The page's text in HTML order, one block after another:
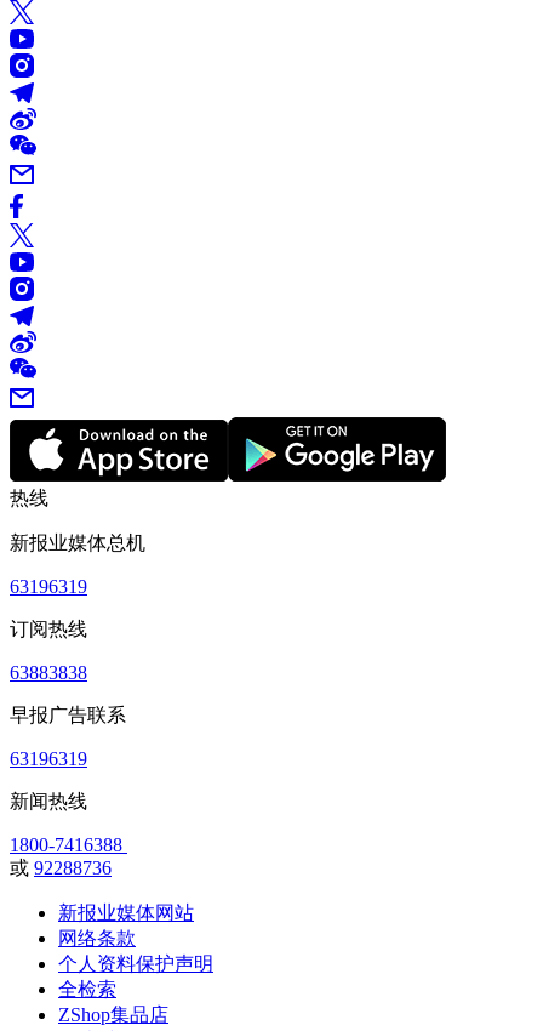
热线
新报业媒体总机
63196319
订阅热线
63883838
早报广告联系
63196319
新闻热线
1800-7416388
或 92288736
新报业媒体网站
网络条款
个人资料保护声明
全检索
ZShop集品店